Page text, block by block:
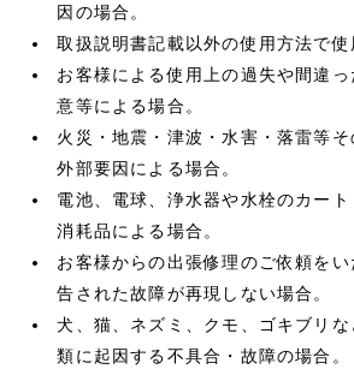
因の場合。
取扱説明書記載以外の使用方法で使
お客様による使用上の過失や間違
意等による場合。
火災・地震・津波・水害・落雷等
外部要因による場合。
電池、電球、浄水器や水栓のカー
消耗品による場合。
お客様からの出張修理のご依頼をい
告された故障が再現しない場合。
犬、猫、ネズミ、クモ、ゴキブリな
類に起因する不具合・故障の場合。